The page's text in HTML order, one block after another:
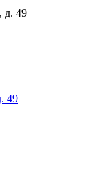
д. 49
49